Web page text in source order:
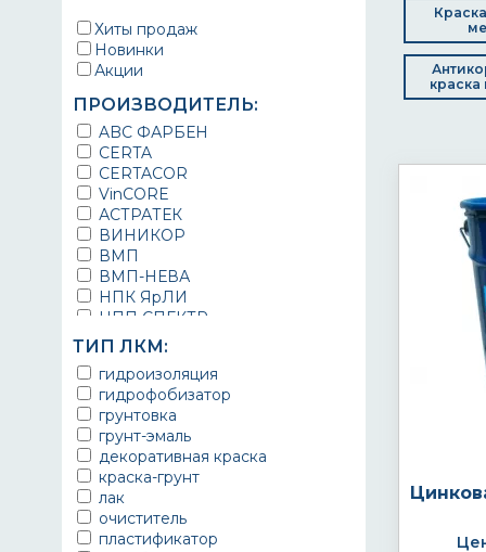
Хиты продаж
Новинки
Акции
ПРОИЗВОДИТЕЛЬ:
ABC ФАРБЕН
CERTA
CERTACOR
VinCORE
АСТРАТЕК
ВИНИКОР
ВМП
ВМП-НЕВА
НПК ЯрЛИ
НПП СПЕКТР
НПФ ЭМАЛЬ
ТЕРМА
УРЕПЛЕН
ТИП ЛКМ:
гидроизоляция
гидрофобизатор
грунтовка
грунт-эмаль
декоративная краска
краска-грунт
лак
очиститель
пластификатор
краска